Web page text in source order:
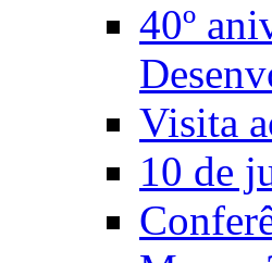
40º
Visita
10 de